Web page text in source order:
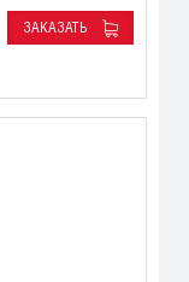
ЗАКАЗАТЬ